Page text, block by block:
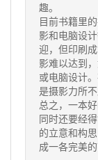
趣。
目前书籍里
影和电脑设
迎，但印刷
影难以达到
或电脑设计
是摄影力所
总之，一本
同时还要经
的立意和构
成一各完美的